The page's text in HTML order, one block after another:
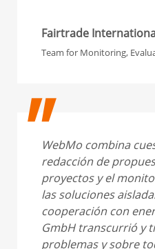
Fairtrade
Team for Monitoring,
WebMo combina
redacción de
proyectos y el
las soluciones
cooperación con
GmbH transcurrió y
problemas y sobre